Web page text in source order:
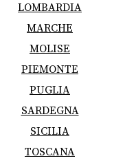
LOMBARDIA
MARCHE
MOLISE
PIEMONTE
PUGLIA
SARDEGNA
SICILIA
TOSCANA